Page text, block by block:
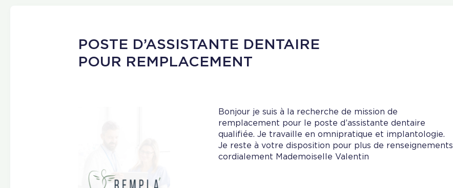
POSTE D’ASSISTANTE DENTAIRE
POUR REMPLACEMENT
Bonjour je suis à la recherche de mission de
remplacement pour le poste d’assistante dentaire
qualifiée. Je travaille en omnipratique et implantologie.
Je reste à votre disposition pour plus de renseignements
cordialement Mademoiselle Valentin